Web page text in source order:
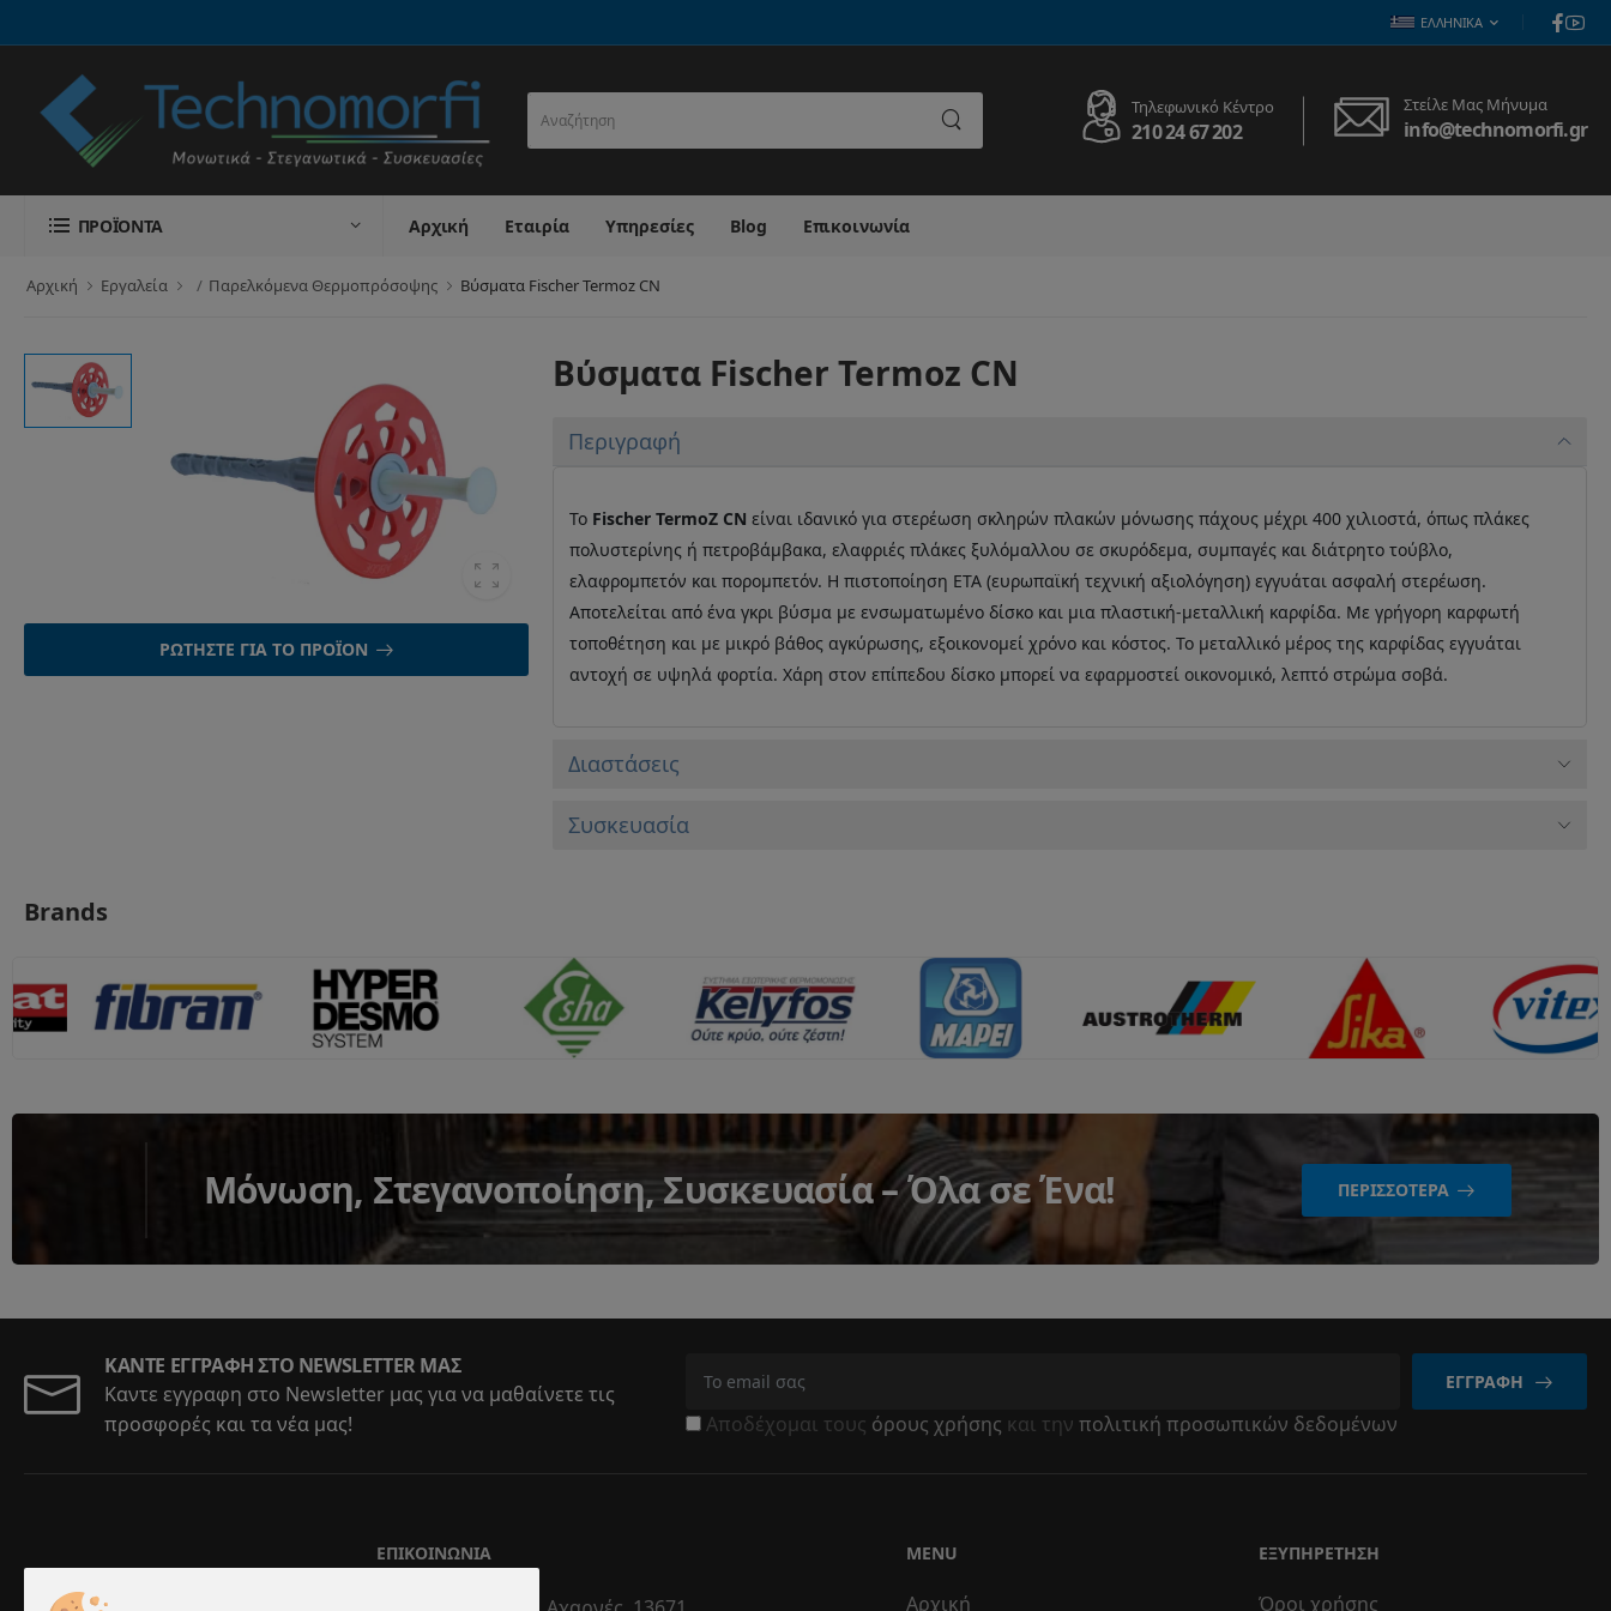
ΕΛΛΗΝΙΚΆ
Τηλεφωνικό Κέντρο
210 24 67 202
Στείλε Μας Μήνυμα
info@technomorfi.gr
ΠΡΟΪΌΝΤΑ Αρχική Εταιρία Υπηρεσίες Blog Επικοινωνία
Αρχική Εργαλεία Παρελκόμενα Θερμοπρόσοψης Βύσματα Fischer Termoz CN
ΡΩΤΉΣΤΕ ΓΙΑ ΤΟ ΠΡΟΪΌΝ
Βύσματα Fischer Termoz CN
Περιγραφή
Το Fischer TermoZ CN είναι ιδανικό για στερέωση σκληρών πλακών μόνωσης πάχους μέχρι 400 χιλιοστά, όπως πλάκες
πολυστερίνης ή πετροβάμβακα, ελαφριές πλάκες ξυλόμαλλου σε σκυρόδεμα, συμπαγές και διάτρητο τούβλο,
ελαφρομπετόν και πορομπετόν. Η πιστοποίηση ΕΤΑ (ευρωπαϊκή τεχνική αξιολόγηση) εγγυάται ασφαλή στερέωση.
Αποτελείται από ένα γκρι βύσμα με ενσωματωμένο δίσκο και μια πλαστική-μεταλλική καρφίδα. Με γρήγορη καρφωτή
τοποθέτηση και με μικρό βάθος αγκύρωσης, εξοικονομεί χρόνο και κόστος. Το μεταλλικό μέρος της καρφίδας εγγυάται
αντοχή σε υψηλά φορτία. Χάρη στον επίπεδου δίσκο μπορεί να εφαρμοστεί οικονομικό, λεπτό στρώμα σοβά.
Διαστάσεις
Συσκευασία
Brands
Μόνωση, Στεγανοποίηση, Συσκευασία – Όλα σε Ένα! ΠΕΡΙΣΣΌΤΕΡΑ
ΚΆΝΤΕ ΕΓΓΡΑΦΉ ΣΤΟ NEWSLETTER ΜΑΣ
Καντε εγγραφη στο Newsletter μας για να μαθαίνετε τις
προσφορές και τα νέα μας!
ΕΓΓΡΑΦΉ
Αποδέχομαι τους όρους χρήσης και την πολιτική προσωπικών δεδομένων
ΕΠΙΚΟΙΝΩΝΊΑ MENU
Αρχική
ΕΞΥΠΗΡΈΤΗΣΗ
Όροι χρήσης